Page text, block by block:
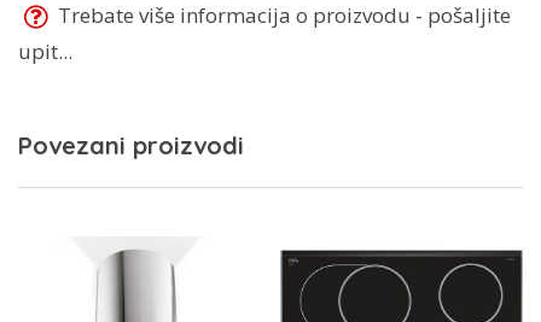
Trebate više informacija o proizvodu - pošaljite
upit...
Povezani proizvodi